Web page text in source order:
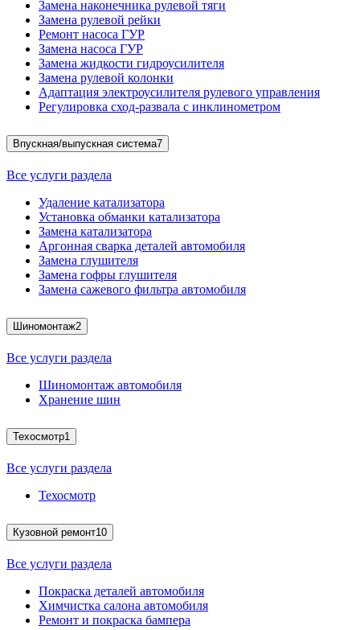
Замена наконечника рулевой тяги
Замена рулевой рейки
Ремонт насоса ГУР
Замена насоса ГУР
Замена жидкости гидроусилителя
Замена рулевой колонки
Адаптация электроусилителя рулевого управления
Регулировка сход-развала с инклинометром
Впускная/выпускная система7
Все услуги раздела
Удаление катализатора
Установка обманки катализатора
Замена катализатора
Аргонная сварка деталей автомобиля
Замена глушителя
Замена гофры глушителя
Замена сажевого фильтра автомобиля
Шиномонтаж2
Все услуги раздела
Шиномонтаж автомобиля
Хранение шин
Техосмотр1
Все услуги раздела
Техосмотр
Кузовной ремонт10
Все услуги раздела
Покраска деталей автомобиля
Химчистка салона автомобиля
Ремонт и покраска бампера